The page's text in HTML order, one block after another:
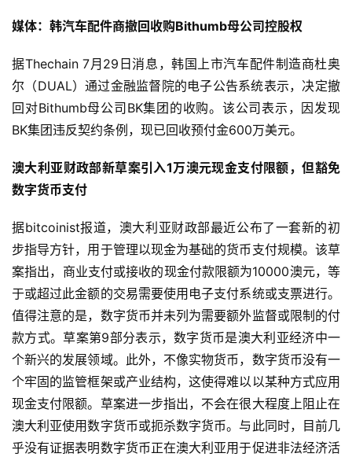
媒体：韩汽车配件商撤回收购Bithumb母公司控股权
据Thechain 7月29日消息，韩国上市汽车配件制造商杜奥
尔（DUAL）通过金融监督院的电子公告系统表示，决定撤
回对Bithumb母公司BK集团的收购。该公司表示，因发现
BK集团违反契约条例，现已回收预付金600万美元。
澳大利亚财政部新草案引入1万澳元现金支付限额，但豁免
数字货币支付
据bitcoinist报道，澳大利亚财政部最近公布了一套新的初
步指导方针，用于管理以现金为基础的货币支付规模。该草
案指出，商业支付或接收的现金付款限额为10000澳元，等
于或超过此金额的交易需要使用电子支付系统或支票进行。
值得注意的是，数字货币并未列为需要额外监督或限制的付
款方式。草案第9部分表示，数字货币是澳大利亚经济中一
个新兴的发展领域。此外，不像实物货币，数字货币没有一
个牢固的监管框架或产业结构，这使得难以以某种方式应用
现金支付限额。草案进一步指出，不会在很大程度上阻止在
澳大利亚使用数字货币或扼杀数字货币。与此同时，目前几
乎没有证据表明数字货币正在澳大利亚用于促进非法经济活